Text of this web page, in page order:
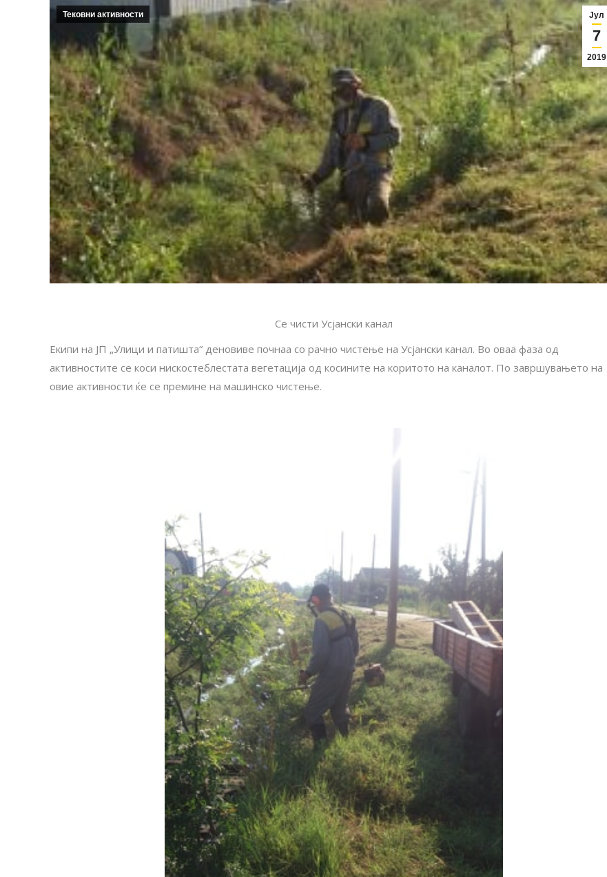
Јул
7
2019
Тековни активности
Се чисти Усјански канал
Екипи на ЈП „Улици и патишта“ деновиве почнаа со рачно чистење на Усјански канал. Во оваа фаза од
активностите се коси нискостеблестата вегетација од косините на коритото на каналот. По завршувањето на
овие активности ќе се премине на машинско чистење.